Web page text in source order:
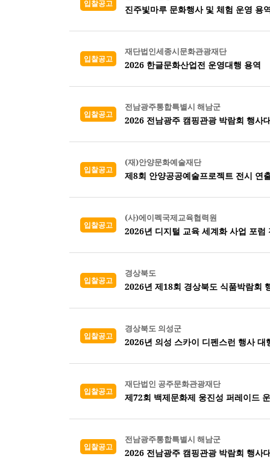
입찰공고
진주빛마루 문화행사 및 체험 운영 용
입찰공고
재단법인세종시문화관광재단
2026 한글문화산업전 운영대행 용역
입찰공고
전남광주통합특별시 해남군
2026 전남광주 캠핑관광 박람회 행사
입찰공고
(재)안양문화예술재단
제8회 안양공공예술프로젝트 전시 연
입찰공고
(사)에이펙국제교육협력원
2026년 디지털 교육 세계화 사업 포럼
입찰공고
경상북도
2026년 제18회 경상북도 식품박람회
입찰공고
경상북도 의성군
2026년 의성 스카이 디펜스런 행사
입찰공고
재단법인 공주문화관광재단
제72회 백제문화제 웅진성 퍼레이드
입찰공고
전남광주통합특별시 해남군
2026 전남광주 캠핑관광 박람회 행사